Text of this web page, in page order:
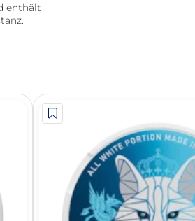
enthält